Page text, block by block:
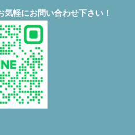
bar'); // 上部
{
else {
} // 下部バー
} else
} });
分解クリーニング・修理のサー
についてはこちらで詳しくご確
チェックしてください。
color: #FFF8E1;
button:hover { opacity: 0.9;
そのままにすると、以下のリス
発生 洗濯物が臭う 電装部品の
体交換レベルの高額修理 早め
水漏れを防ぐ日常の使い方 ち
ます。 大きな洗濯物は無理に
パッキンが挟まっていないか
拭き掃除 この3つを意識するだ
。 西東京市・近隣エリアの対
西東京市を拠点に、以下のエリ
はこのタイプ｜日立 BD-
は、日立のドラム式洗濯機 BD-
る人気モデルですが、内部は
ていると、 フィルターにホコ
リやカビ 脱水カバーの裏に綿
こういった汚れが蓄積してし
ック！ 下記にビフォーアフタ
た。実際の汚れ具合、清掃後の
。 フィルター・排水口・ホー
部分ほど汚れがたまっていま
気軽にお問い合わせ下さい！